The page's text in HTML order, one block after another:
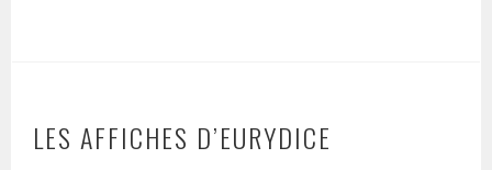
LES AFFICHES D’EURYDICE